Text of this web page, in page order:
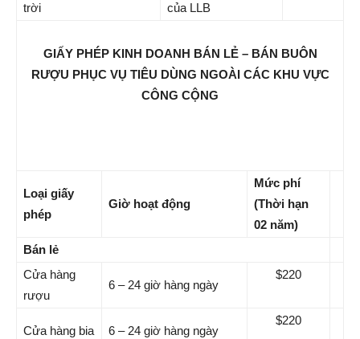
trời
của LLB
GIẤY PHÉP KINH DOANH BÁN LẺ – BÁN BUÔN
RƯỢU PHỤC VỤ TIÊU DÙNG NGOÀI CÁC KHU VỰC
CÔNG CỘNG
Loại giấy
phép
Giờ hoạt động
Mức phí
(Thời hạn
02 năm)
Bán lẻ
Cửa hàng
rượu
6 – 24 giờ hàng ngày
$220
Cửa hàng bia 6 – 24 giờ hàng ngày
$220